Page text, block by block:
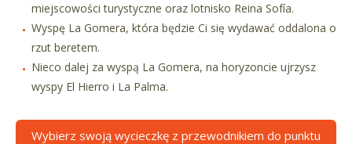
miejscowości turystyczne oraz lotnisko Reina Sofía.
Wyspę La Gomera, która będzie Ci się wydawać oddalona o
rzut beretem.
Nieco dalej za wyspą La Gomera, na horyzoncie ujrzysz
wyspy El Hierro i La Palma.
Wybierz swoją wycieczkę z przewodnikiem do punktu